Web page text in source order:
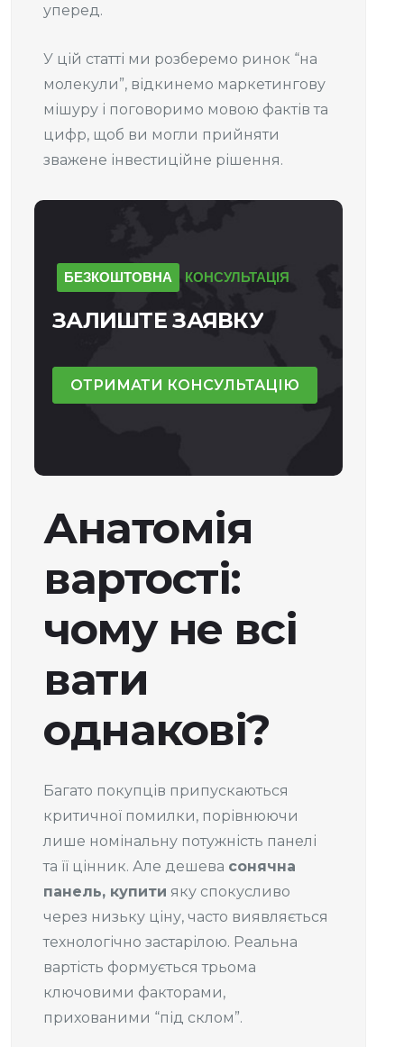
уперед.
У цій статті ми розберемо ринок “на
молекули”, відкинемо маркетингову
мішуру і поговоримо мовою фактів та
цифр, щоб ви могли прийняти
зважене інвестиційне рішення.
БЕЗКОШТОВНА КОНСУЛЬТАЦІЯ
ЗАЛИШТЕ ЗАЯВКУ
ОТРИМАТИ КОНСУЛЬТАЦІЮ
Анатомія
вартості:
чому не всі
вати
однакові?
Багато покупців припускаються
критичної помилки, порівнюючи
лише номінальну потужність панелі
та її цінник. Але дешева сонячна
панель, купити яку спокусливо
через низьку ціну, часто виявляється
технологічно застарілою. Реальна
вартість формується трьома
ключовими факторами,
прихованими “під склом”.